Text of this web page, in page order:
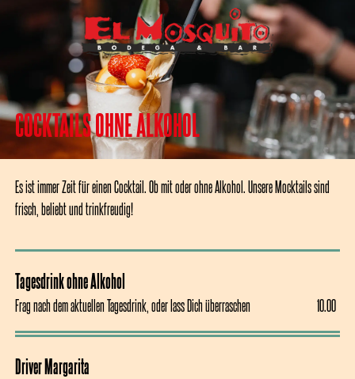
COCKTAILS OHNE ALKOHOL
Es ist immer Zeit für einen Cocktail. Ob mit oder ohne Alkohol. Unsere Mocktails sind
frisch, beliebt und trinkfreudig!
Tagesdrink ohne Alkohol
Frag nach dem aktuellen Tagesdrink, oder lass Dich überraschen 10.00
Driver Margarita